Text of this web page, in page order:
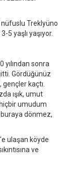
nüfuslu Treklyüno
5 yaşlı yaşıyor.
sonra
Gördüğünüz
kaçtı.
ışık, umut
umudum
buraya dönmez,
ulaşan köyde
ve